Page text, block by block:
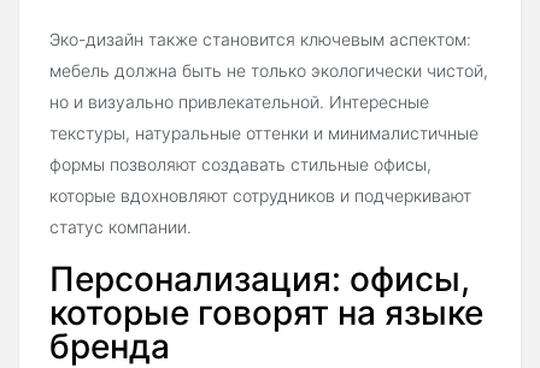
Эко-дизайн также становится ключевым аспектом:
мебель должна быть не только экологически чистой,
но и визуально привлекательной. Интересные
текстуры, натуральные оттенки и минималистичные
формы позволяют создавать стильные офисы,
которые вдохновляют сотрудников и подчеркивают
статус компании.
Персонализация: офисы,
которые говорят на языке
бренда